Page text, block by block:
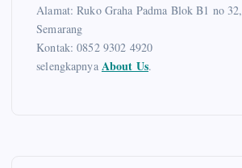
Alamat: Ruko Graha Padma Blok B1 no 32,
Semarang
Kontak: 0852 9302 4920
selengkapnya About Us.